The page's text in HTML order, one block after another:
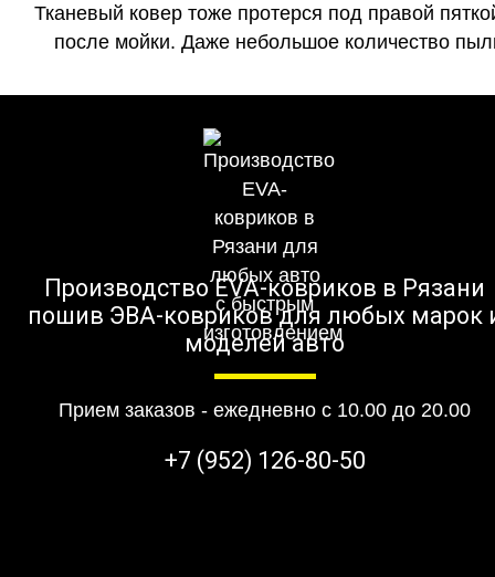
Тканевый ковер тоже протерся под правой
после мойки. Даже небольшое количество
Производство EVA-ковриков в Рязани
пошив ЭВА-ковриков для любых марок
моделей авто
Прием заказов - ежедневно с 10.00 до 20.00
+7 (952) 126-80-50